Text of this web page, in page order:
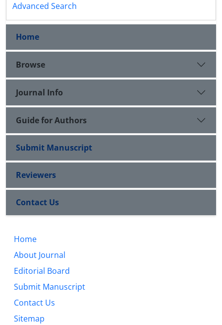
Advanced Search
Home
Browse
Journal Info
Guide for Authors
Submit Manuscript
Reviewers
Contact Us
Home
About Journal
Editorial Board
Submit Manuscript
Contact Us
Sitemap